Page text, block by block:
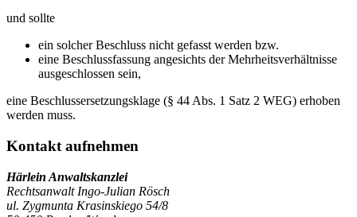
und sollte
ein solcher Beschluss nicht gefasst werden bzw.
eine Beschlussfassung angesichts der Mehrheitsverhältnisse
ausgeschlossen sein,
eine Beschlussersetzungsklage (§ 44 Abs. 1 Satz 2 WEG) erhoben
werden muss.
Kontakt aufnehmen
Härlein Anwaltskanzlei
Rechtsanwalt Ingo-Julian Rösch
ul. Zygmunta Krasinskiego 54/8